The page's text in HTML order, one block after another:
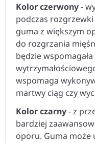
Kolor czerwony-
podczas
guma z większym
do rozgrzania
będzie
wspomaga
martwy ciąg czy
Kolor czarny- z
bardziej
oporu. Guma